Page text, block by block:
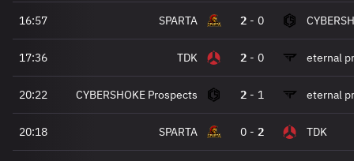
16:57 SPARTA 2 - 0
17:36 TDK 2 - 0 eternal
20:22 CYBERSHOKE Prospects 2 - 1 eternal
20:18 SPARTA 0 - 2 TDK